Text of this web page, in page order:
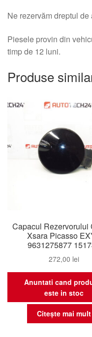
Ne rezervăm dreptul
Piesele provin din
timp de 12 luni.
Produse
Capacul Rezervorului
Xsara Picasso
9631275877
272,00 lei
Anuntati cand
este in stoc
Citește mai mult